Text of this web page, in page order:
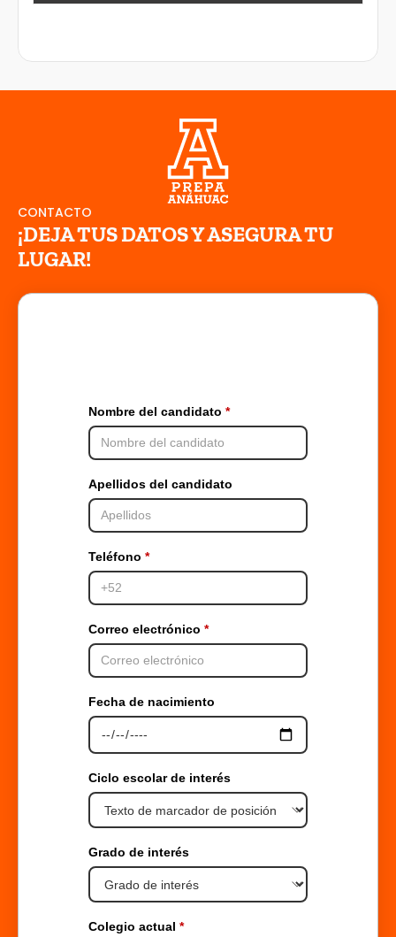
CONTACTO
¡DEJA TUS DATOS Y ASEGURA TU
LUGAR!
Nombre del candidato
Apellidos del candidato
Teléfono
Correo electrónico
Fecha de nacimiento
Ciclo escolar de interés
Grado de interés
Colegio actual